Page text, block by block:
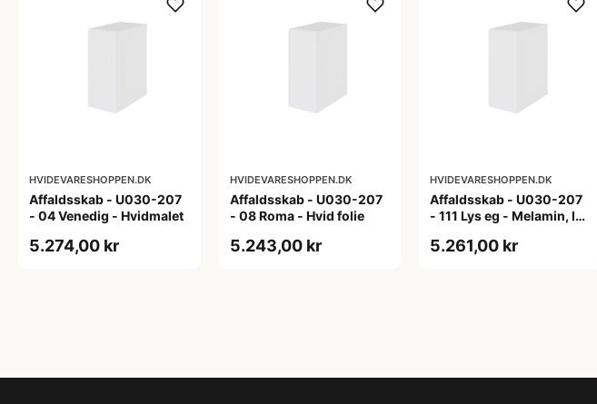
HVIDEVARESHOPPEN.DK
Affaldsskab - U030-207
- 04 Venedig - Hvidmalet
5.274,00 kr
HVIDEVARESHOPPEN.DK
Affaldsskab - U030-207
- 08 Roma - Hvid folie
5.243,00 kr
HVIDEVARESHOPPEN.DK
Affaldsskab - U030-207
- 111 Lys eg - Melamin, lys
5.261,00 kr